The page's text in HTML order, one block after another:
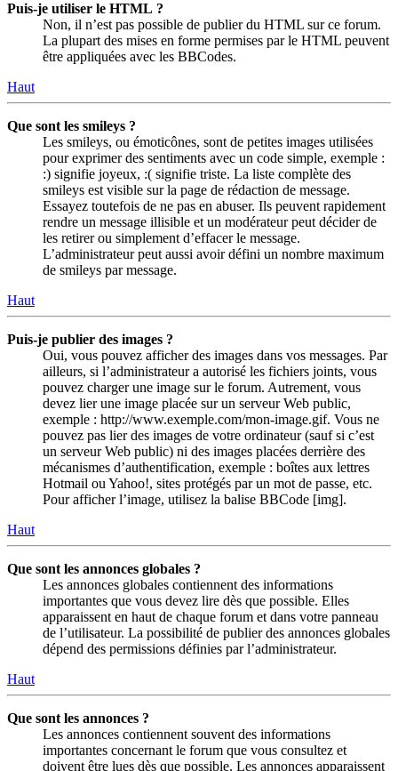
Puis-je utiliser le HTML ?
Non, il n’est pas possible de publier du HTML sur ce forum.
La plupart des mises en forme permises par le HTML peuvent
être appliquées avec les BBCodes.
Haut
Que sont les smileys ?
Les smileys, ou émoticônes, sont de petites images utilisées
pour exprimer des sentiments avec un code simple, exemple :
:) signifie joyeux, :( signifie triste. La liste complète des
smileys est visible sur la page de rédaction de message.
Essayez toutefois de ne pas en abuser. Ils peuvent rapidement
rendre un message illisible et un modérateur peut décider de
les retirer ou simplement d’effacer le message.
L’administrateur peut aussi avoir défini un nombre maximum
de smileys par message.
Haut
Puis-je publier des images ?
Oui, vous pouvez afficher des images dans vos messages. Par
ailleurs, si l’administrateur a autorisé les fichiers joints, vous
pouvez charger une image sur le forum. Autrement, vous
devez lier une image placée sur un serveur Web public,
exemple : http://www.exemple.com/mon-image.gif. Vous ne
pouvez pas lier des images de votre ordinateur (sauf si c’est
un serveur Web public) ni des images placées derrière des
mécanismes d’authentification, exemple : boîtes aux lettres
Hotmail ou Yahoo!, sites protégés par un mot de passe, etc.
Pour afficher l’image, utilisez la balise BBCode [img].
Haut
Que sont les annonces globales ?
Les annonces globales contiennent des informations
importantes que vous devez lire dès que possible. Elles
apparaissent en haut de chaque forum et dans votre panneau
de l’utilisateur. La possibilité de publier des annonces globales
dépend des permissions définies par l’administrateur.
Haut
Que sont les annonces ?
Les annonces contiennent souvent des informations
importantes concernant le forum que vous consultez et
doivent être lues dès que possible. Les annonces apparaissent